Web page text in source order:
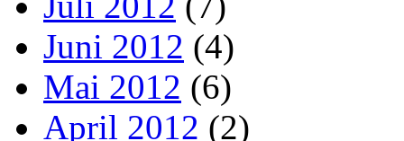
Juni 2012 (4)
Mai 2012 (6)
April 2012 (2)